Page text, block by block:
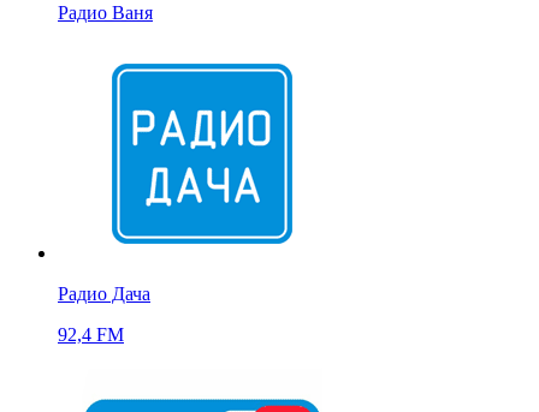
Радио Ваня
Радио Дача
92,4 FM